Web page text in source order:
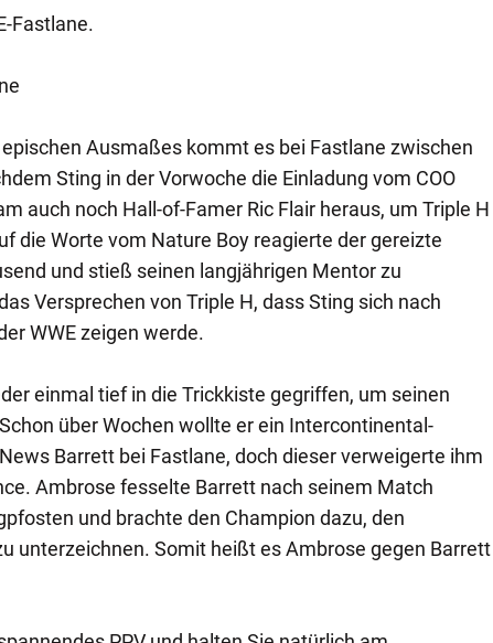
Fastlane.
Ausmaßes kommt es bei Fastlane zwischen
Sting in der Vorwoche die Einladung vom COO
auch noch Hall-of-Famer Ric Flair heraus, um Triple H
die Worte vom Nature Boy reagierte der gereizte
und stieß seinen langjährigen Mentor zu
Versprechen von Triple H, dass Sting sich nach
WWE zeigen werde.
einmal tief in die Trickkiste gegriffen, um seinen
über Wochen wollte er ein Intercontinental-
Barrett bei Fastlane, doch dieser verweigerte ihm
Ambrose fesselte Barrett nach seinem Match
und brachte den Champion dazu, den
unterzeichnen. Somit heißt es Ambrose gegen Barrett